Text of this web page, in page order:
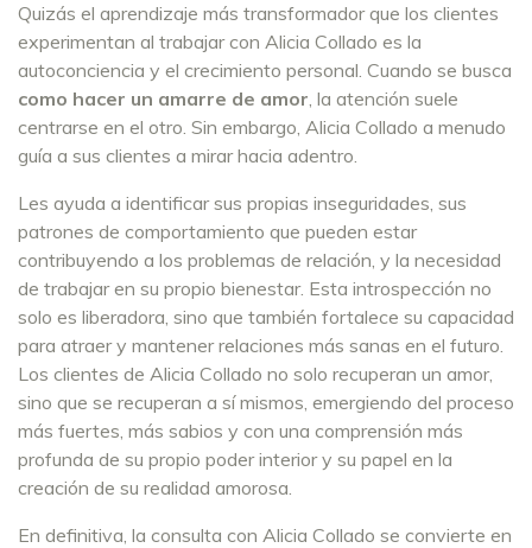
Quizás el aprendizaje más transformador que los clientes
experimentan al trabajar con Alicia Collado es la
autoconciencia y el crecimiento personal. Cuando se busca
como hacer un amarre de amor , la atención suele
centrarse en el otro. Sin embargo, Alicia Collado a menudo
guía a sus clientes a mirar hacia adentro.
Les ayuda a identificar sus propias inseguridades, sus
patrones de comportamiento que pueden estar
contribuyendo a los problemas de relación, y la necesidad
de trabajar en su propio bienestar. Esta introspección no
solo es liberadora, sino que también fortalece su capacidad
para atraer y mantener relaciones más sanas en el futuro.
Los clientes de Alicia Collado no solo recuperan un amor,
sino que se recuperan a sí mismos, emergiendo del proceso
más fuertes, más sabios y con una comprensión más
profunda de su propio poder interior y su papel en la
creación de su realidad amorosa.
En definitiva, la consulta con Alicia Collado se convierte en